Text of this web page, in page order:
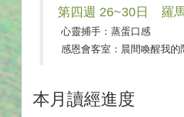
第四週 26~30日 羅
心靈捕手：蒸蛋口感
感恩會客室：晨間喚醒我的
本月讀經進度